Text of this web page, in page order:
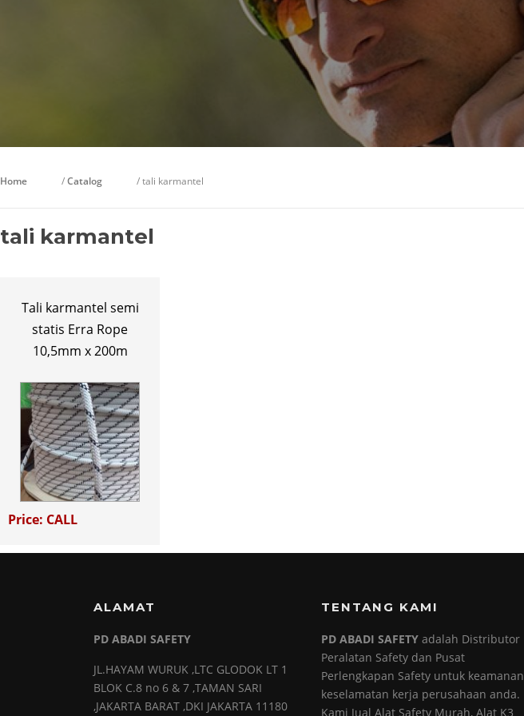
Home /Catalog / tali karmantel
tali karmantel
Tali karmantel semi
statis Erra Rope
10,5mm x 200m
Price: CALL
ALAMAT
PD ABADI SAFETY
JL.HAYAM WURUK ,LTC GLODOK LT 1
BLOK C.8 no 6 & 7 ,TAMAN SARI
,JAKARTA BARAT ,DKI JAKARTA 11180
TENTANG KAMI
PD ABADI SAFETY adalah Distributor
Peralatan Safety dan Pusat
Perlengkapan Safety untuk keamanan
keselamatan kerja perusahaan anda.
Kami Jual Alat Safety Murah, Alat K3